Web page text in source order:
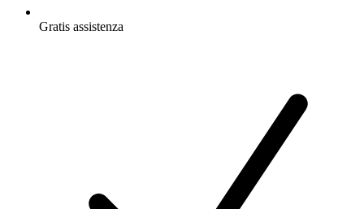
Gratis assistenza